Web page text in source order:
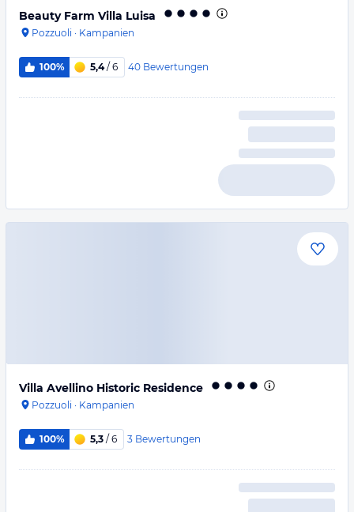
Beauty Farm Villa Luisa
Pozzuoli · Kampanien
100% 5,4/ 6 40 Bewertungen
Villa Avellino Historic Residence
Pozzuoli · Kampanien
100% 5,3 / 6 3 Bewertungen